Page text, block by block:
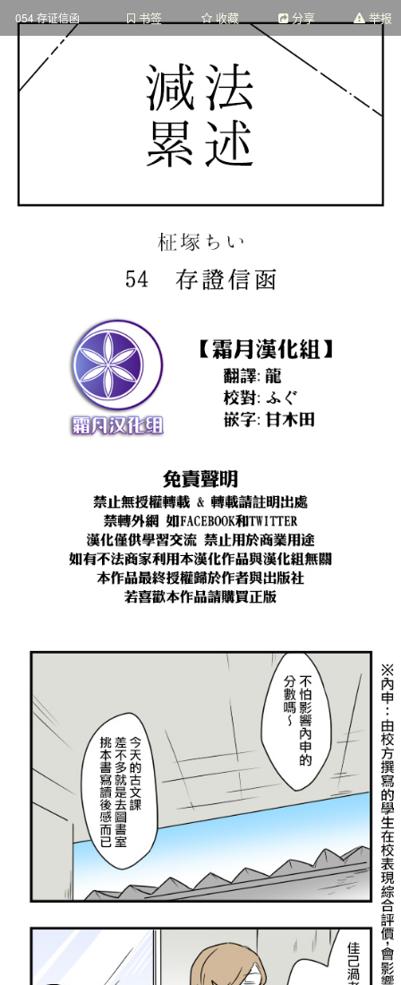
054 存证信函 书签 收藏 分享 举报